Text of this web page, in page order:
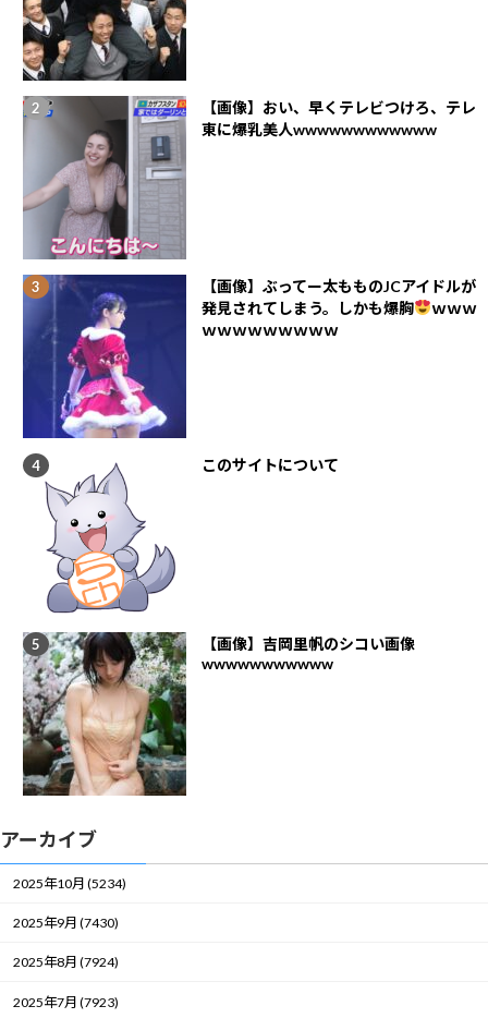
【画像】おい、早くテレビつけろ、テレ
東に爆乳美人wwwwwwwwwwww
【画像】ぶってー太もものJCアイドルが
発見されてしまう。しかも爆胸
ｗｗｗ
ｗｗｗｗｗｗｗｗｗ
このサイトについて
【画像】吉岡里帆のシコい画像
wwwwwwwwwww
アーカイブ
2025年10月 (5234)
2025年9月 (7430)
2025年8月 (7924)
2025年7月 (7923)